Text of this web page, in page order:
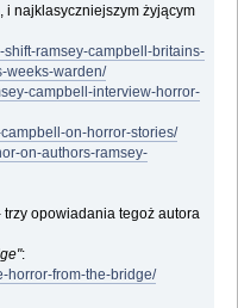
i najklasyczniejszym żyjącym
ramsey-campbell-britains-
weeks-warden/
campbell-interview-horror-
on-horror-stories/
on-authors-ramsey-
trzy opowiadania tegoż autora
:
horror-from-the-bridge/